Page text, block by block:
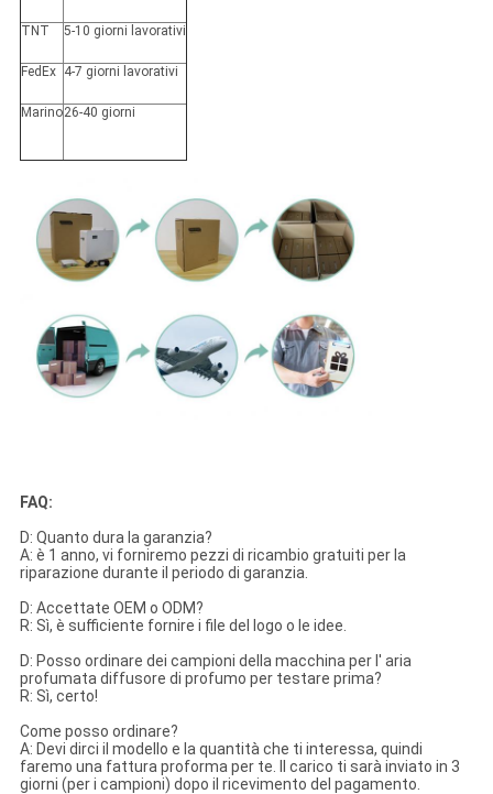
TNT 5-10 giorni lavorativi
FedEx 4-7 giorni lavorativi
Marino26-40 giorni
FAQ:
D: Quanto dura la garanzia?
A: è 1 anno, vi forniremo pezzi di ricambio gratuiti per la
riparazione durante il periodo di garanzia.
D: Accettate OEM o ODM?
R: Sì, è sufficiente fornire i file del logo o le idee.
D: Posso ordinare dei campioni della macchina per l' aria
profumata diffusore di profumo per testare prima?
R: Sì, certo!
Come posso ordinare?
A: Devi dirci il modello e la quantità che ti interessa, quindi
faremo una fattura proforma per te. Il carico ti sarà inviato in 3
giorni (per i campioni) dopo il ricevimento del pagamento.